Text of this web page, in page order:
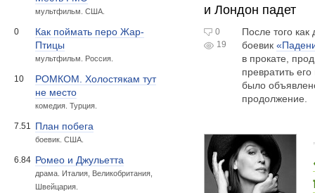
мультфильм. США.
0
Как поймать перо Жар-
Птицы
мультфильм. Россия.
10
РОМКОМ. Холостякам тут
не место
комедия. Турция.
7.51 План побега
боевик. США.
6.84 Ромео и Джульетта
драма. Италия, Великобритания,
Швейцария.
и Лондон падет
0
19
После того
боевик
в прокате,
превратить
было
продолжение.